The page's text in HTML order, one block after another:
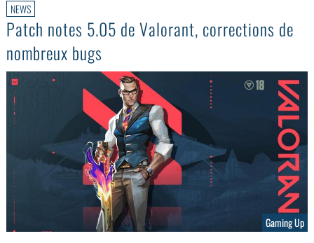
NEWS
Patch notes 5.05 de Valorant, corrections de
nombreux bugs
Gaming Up